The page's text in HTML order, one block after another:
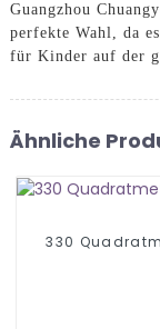
Guangzhou
perfekte Wahl, da
für Kinder auf der
Ähnliche
330